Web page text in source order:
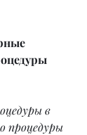
в
процедуры